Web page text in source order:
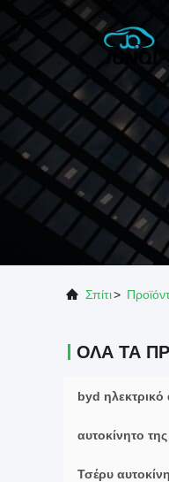
Σπίτι>
ΌΛΑ ΤΑ
byd ηλεκτρικό
αυτοκίνητο
Τσέρυ